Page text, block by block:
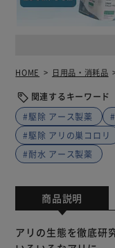
HOME 日用品・消耗品
関連するキーワード
#駆除 アース製薬
#駆除 アリの巣コロリ
#耐水 アース製薬
商品説明
アリの生態を徹底研